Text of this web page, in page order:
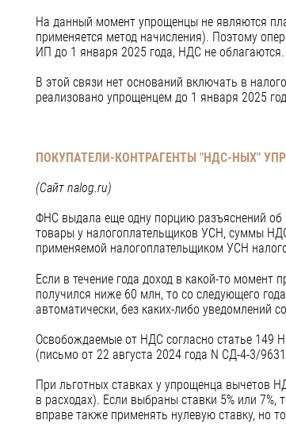
На данный момент упрощенцы не являются
применяется метод начисления). Поэтому
ИП до 1 января 2025 года, НДС не облагаются.
В этой связи нет оснований включать в
реализовано упрощенцем до 1 января 2025
ПОКУПАТЕЛИ-КОНТРАГЕНТЫ "НДС-НЫХ"
(Сайт nalog.ru)
ФНС выдала еще одну порцию разъяснений
товары у налогоплательщиков УСН, суммы
применяемой налогоплательщиком УСН
Если в течение года доход в какой-то
получился ниже 60 млн, то со следующего
автоматически, без каких-либо уведомлений
Освобождаемые от НДС согласно статье 149
(письмо от 22 августа 2024 года N СД-4-3/
При льготных ставках у упрощенца вычетов
в расходах). Если выбраны ставки 5% или
вправе также применять нулевую ставку, но